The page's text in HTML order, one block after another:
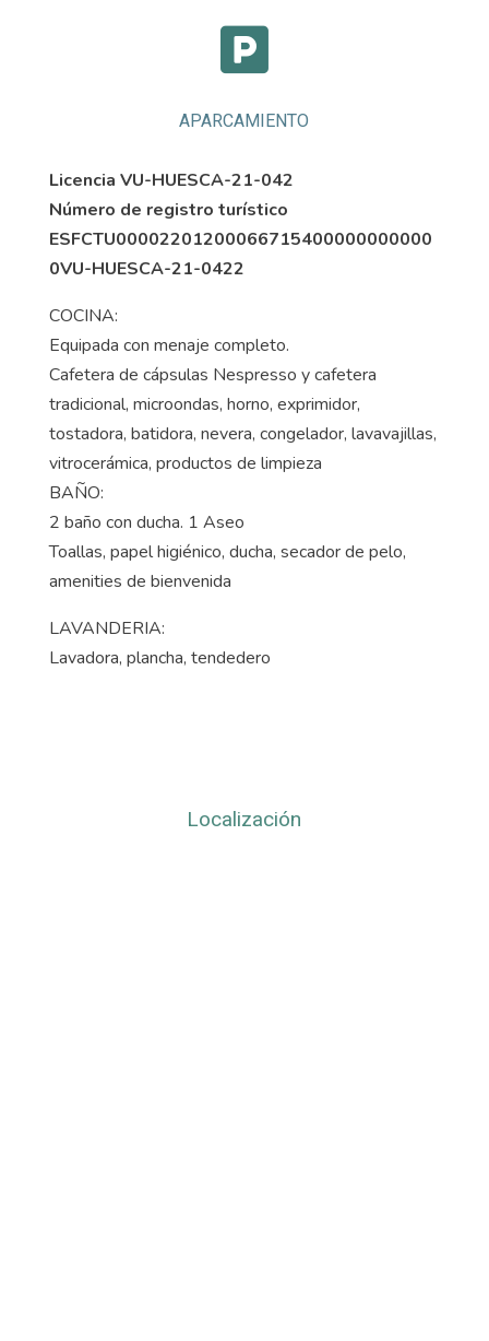

APARCAMIENTO
Licencia VU-HUESCA-21-042
Número de registro turístico
ESFCTU00002201200066715400000000000
0VU-HUESCA-21-0422
COCINA:
Equipada con menaje completo.
Cafetera de cápsulas Nespresso y cafetera
tradicional, microondas, horno, exprimidor,
tostadora, batidora, nevera, congelador, lavavajillas,
vitrocerámica, productos de limpieza
BAÑO:
2 baño con ducha. 1 Aseo
Toallas, papel higiénico, ducha, secador de pelo,
amenities de bienvenida
LAVANDERIA:
Lavadora, plancha, tendedero
Localización